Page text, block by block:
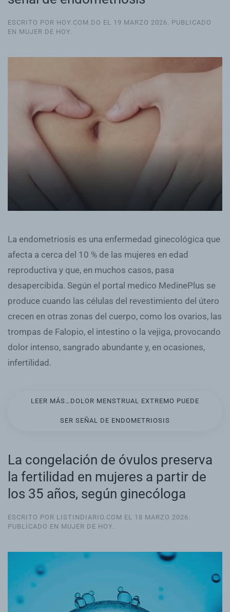
ESCRITO POR HOY.COM.DO EL 19 MARZO 2026. PUBLICADO
EN MUJER DE HOY.
La endometriosis es una enfermedad ginecológica que
afecta a cerca del 10 % de las mujeres en edad
reproductiva y que, en muchos casos, pasa
desapercibida. Según el portal medico MedinePlus se
produce cuando las células del revestimiento del útero
crecen en otras zonas del cuerpo, como los ovarios, las
trompas de Falopio, el intestino o la vejiga, provocando
dolor intenso, sangrado abundante y, en ocasiones,
infertilidad.
LEER MÁS…DOLOR MENSTRUAL EXTREMO PUEDE
SER SEÑAL DE ENDOMETRIOSIS
La congelación de óvulos preserva
la fertilidad en mujeres a partir de
los 35 años, según ginecóloga
ESCRITO POR LISTINDIARIO.COM EL 18 MARZO 2026.
PUBLICADO EN MUJER DE HOY.